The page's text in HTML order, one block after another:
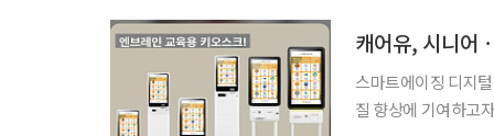
캐어유, 시니어
스마트에이징 디지
질 향상에 기여하고